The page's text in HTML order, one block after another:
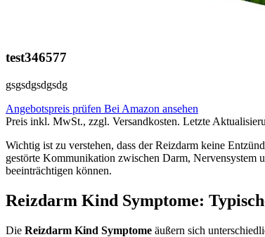
test346577
gsgsdgsdgsdg
Angebotspreis prüfen Bei Amazon ansehen
Preis inkl. MwSt., zzgl. Versandkosten. Letzte
Wichtig ist zu verstehen, dass der Reizdarm keine
gestörte Kommunikation zwischen Darm,
beeinträchtigen können.
Reizdarm Kind Symptome:
Die Reizdarm Kind Symptome äußern sich